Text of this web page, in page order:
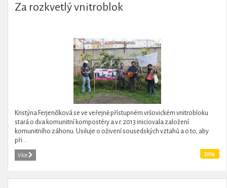
Za rozkvetlý vnitroblok
Kristýna Ferjenčíková se ve veřejně přístupném vršovickém vnitrobloku
stará o dva komunitní kompostéry a v r. 2013 iniciovala založení
komunitního záhonu. Usiluje o oživení sousedských vztahů a o to, aby
při...
Více 2014